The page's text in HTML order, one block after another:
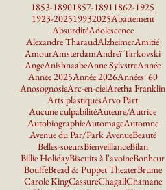
1853-18901857-18911862-1925
1923-202519932025Abattement
AbsurditéAdolescence
Alexandre TharaudAlzheimerAmitié
AmourAmsterdamAndreï Tarkovski
AngeAnishnaabeAnne SylvstreAnnée
Année 2025Année 2026Années '60
AnosognosieArc-en-cielAretha Franklin
Arts plastiquesArvo Pärt
Aucune culpabilitéAuteure/Autrice
AutobiographieAutomageAutomne
Avenue du Par/Park AvenueBeauté
Belles-soeursBienveillanceBilan
Billie HolidayBiscuits à l'avoineBonheur
BouffeBread & Puppet TheaterBrume
Carole KingCassureChagallChamane